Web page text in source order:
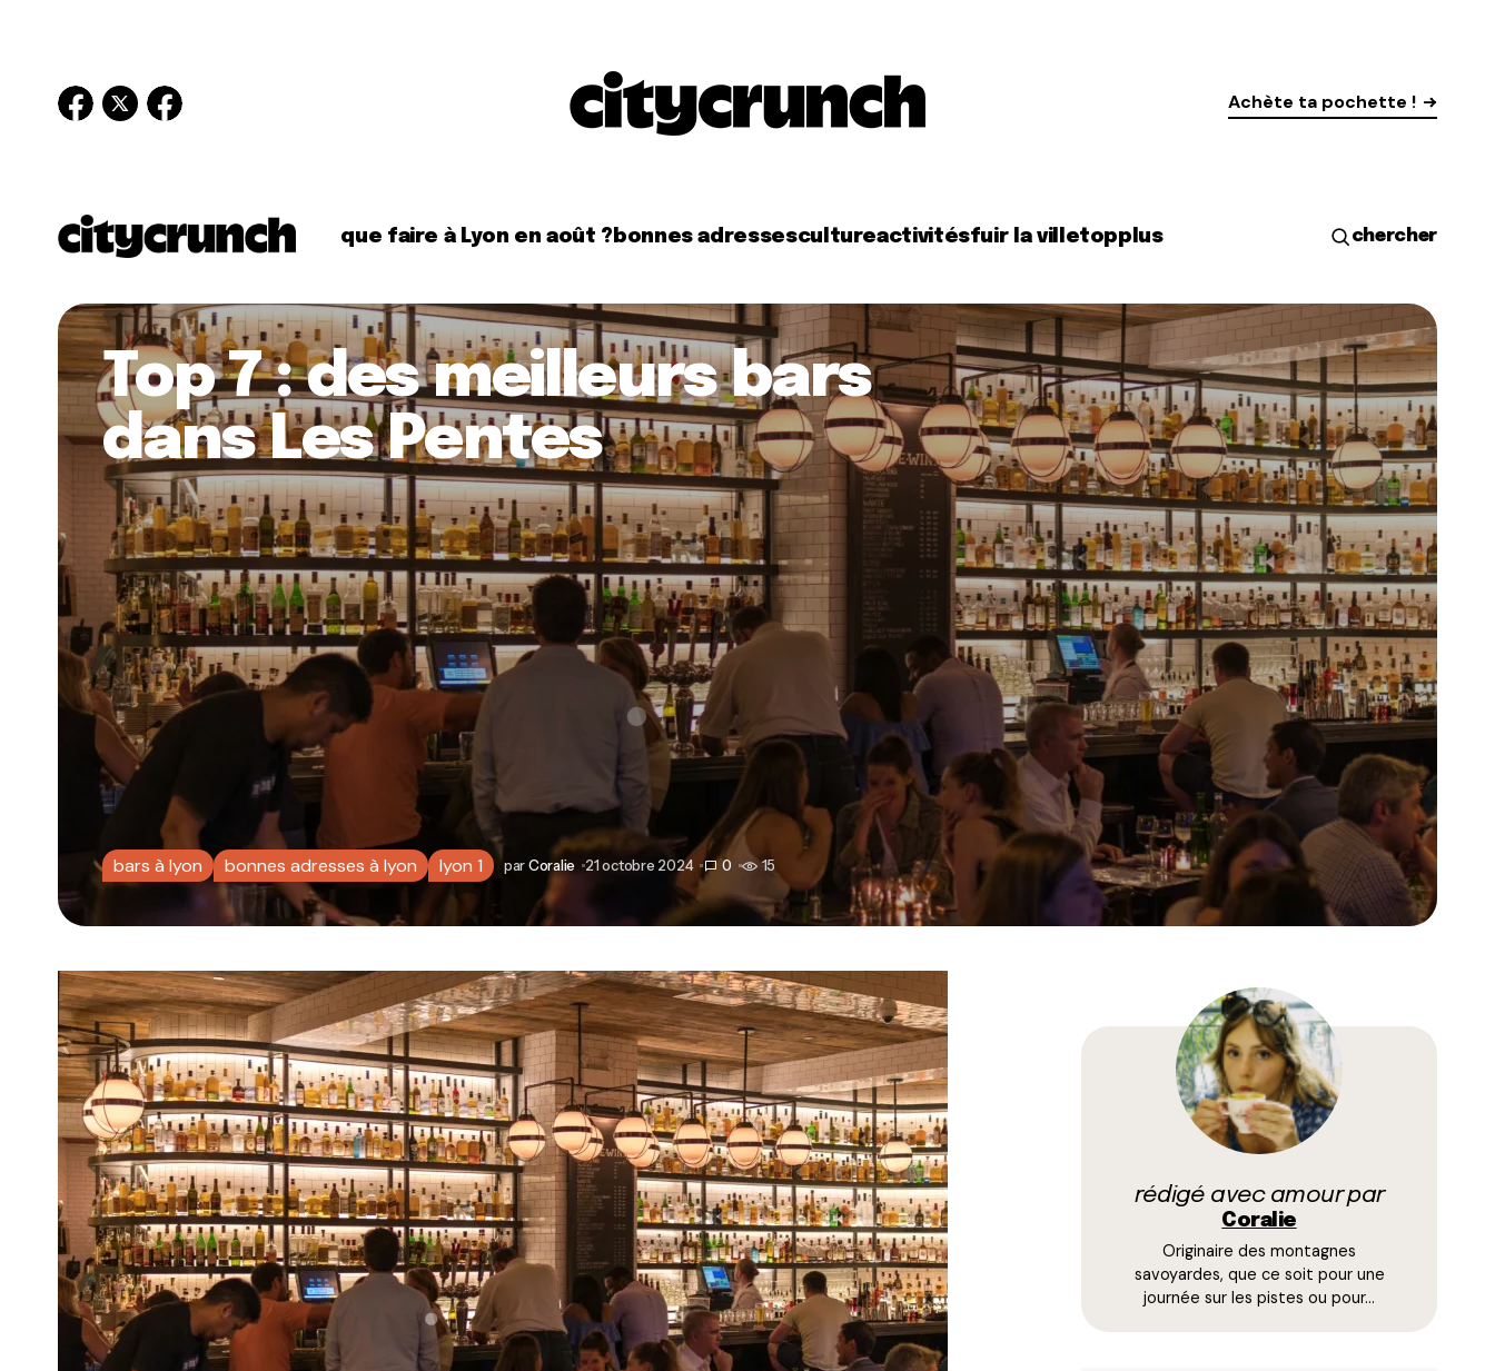
Achète ta pochette !
que faire à Lyon en août ? bonnes adressescultureactivitésfuir la villetopplus chercher
Top 7 : des meilleurs bars
dans Les Pentes
bars à lyon bonnes adresses à lyon lyon 1 parCoralie 21 octobre 2024 0 15
rédigé avec amour par
Coralie
Originaire des montagnes
savoyardes, que ce soit pour une
journée sur les pistes ou pour…